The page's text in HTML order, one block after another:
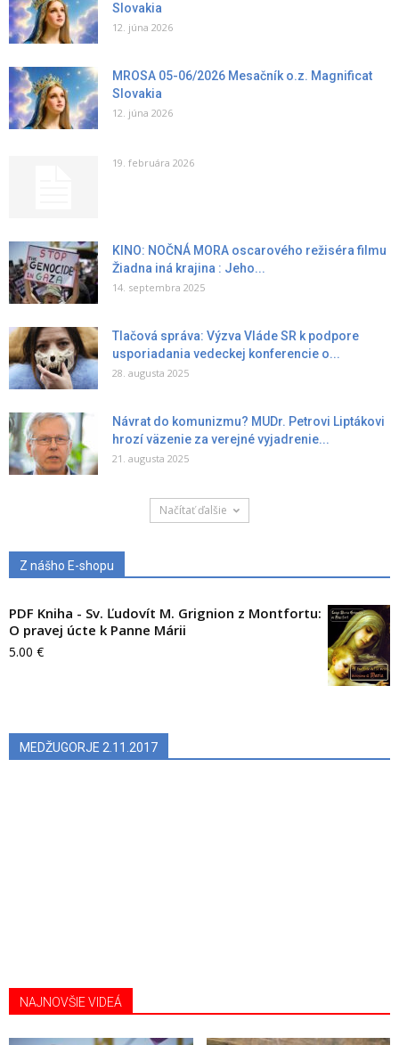
Slovakia
12. júna 2026
MROSA 05-06/2026 Mesačník o.z. Magnificat
Slovakia
12. júna 2026
19. februára 2026
KINO: NOČNÁ MORA oscarového režiséra filmu
Žiadna iná krajina : Jeho...
14. septembra 2025
Tlačová správa: Výzva Vláde SR k podpore
usporiadania vedeckej konferencie o...
28. augusta 2025
Návrat do komunizmu? MUDr. Petrovi Liptákovi
hrozí väzenie za verejné vyjadrenie...
21. augusta 2025
Načítať ďalšie
Z nášho E-shopu
PDF Kniha - Sv. Ľudovít M. Grignion z Montfortu:
O pravej úcte k Panne Márii
5.00 €
MEDŽUGORJE 2.11.2017
NAJNOVŠIE VIDEÁ